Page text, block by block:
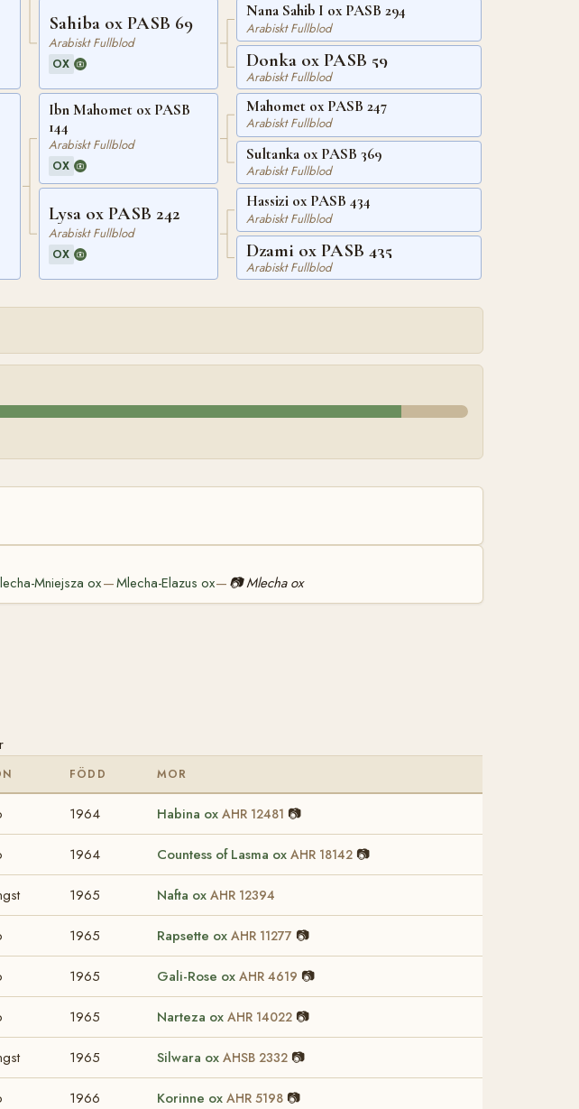
Sahiba ox PASB 69
Arabiskt Fullblod
OX
Ibn Mahomet ox PASB
144
Arabiskt Fullblod
OX
Lysa ox PASB 242
Arabiskt Fullblod
OX
Nana Sahib I ox PASB 294
Arabiskt Fullblod
Donka ox PASB 59
Arabiskt Fullblod
Mahomet ox PASB 247
Arabiskt Fullblod
Sultanka ox PASB 369
Arabiskt Fullblod
Hassizi ox PASB 434
Arabiskt Fullblod
Dzami ox PASB 435
Arabiskt Fullblod
Mniejsza ox—Mlecha-Elazus ox— 📷Mlecha ox
FÖDD MOR
1964 Habina ox AHR 12481 📷
1964 Countess of Lasma ox AHR 18142 📷
1965 Nafta ox AHR 12394
1965 Rapsette ox AHR 11277 📷
1965 Gali-Rose ox AHR 4619 📷
1965 Narteza ox AHR 14022 📷
1965 Silwara ox AHSB 2332 📷
1966 Korinne ox AHR 5198 📷